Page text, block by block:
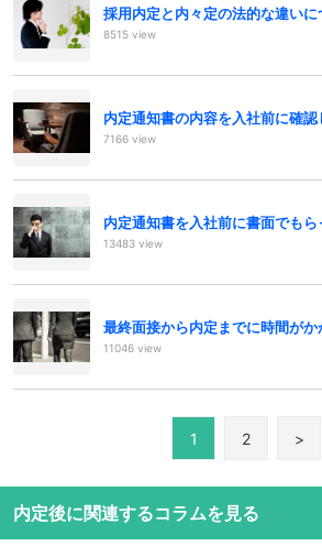
採用内定と内々定の法的な違いに
8515 view
内定通知書の内容を入社前に確
7166 view
内定通知書を入社前に書面でも
13483 view
最終面接から内定までに時間がか
11046 view
1 2 >
内定後に関連するコラムを見る